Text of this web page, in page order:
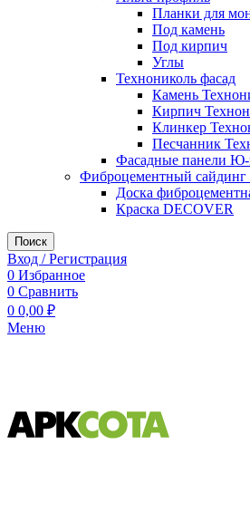
Планки для
Под камень
Под кирпич
Углы
Технониколь фасад
Камень
Кирпич
Клинкер
Песчанник
Фасадные панели Ю-
Фиброцементный сайдинг
Доска
Краска DECOVER
Поиск
Вход / Регистрация
0 Избранное
0 Сравнить
0 0,00 ₽
Меню